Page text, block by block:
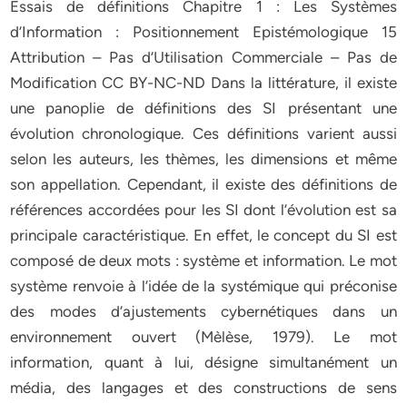
Essais de définitions Chapitre 1 : Les Systèmes
d’Information : Positionnement Epistémologique 15
Attribution – Pas d’Utilisation Commerciale – Pas de
Modification CC BY-NC-ND Dans la littérature, il existe
une panoplie de définitions des SI présentant une
évolution chronologique. Ces définitions varient aussi
selon les auteurs, les thèmes, les dimensions et même
son appellation. Cependant, il existe des définitions de
références accordées pour les SI dont l’évolution est sa
principale caractéristique. En effet, le concept du SI est
composé de deux mots : système et information. Le mot
système renvoie à l’idée de la systémique qui préconise
des modes d’ajustements cybernétiques dans un
environnement ouvert (Mèlèse, 1979). Le mot
information, quant à lui, désigne simultanément un
média, des langages et des constructions de sens